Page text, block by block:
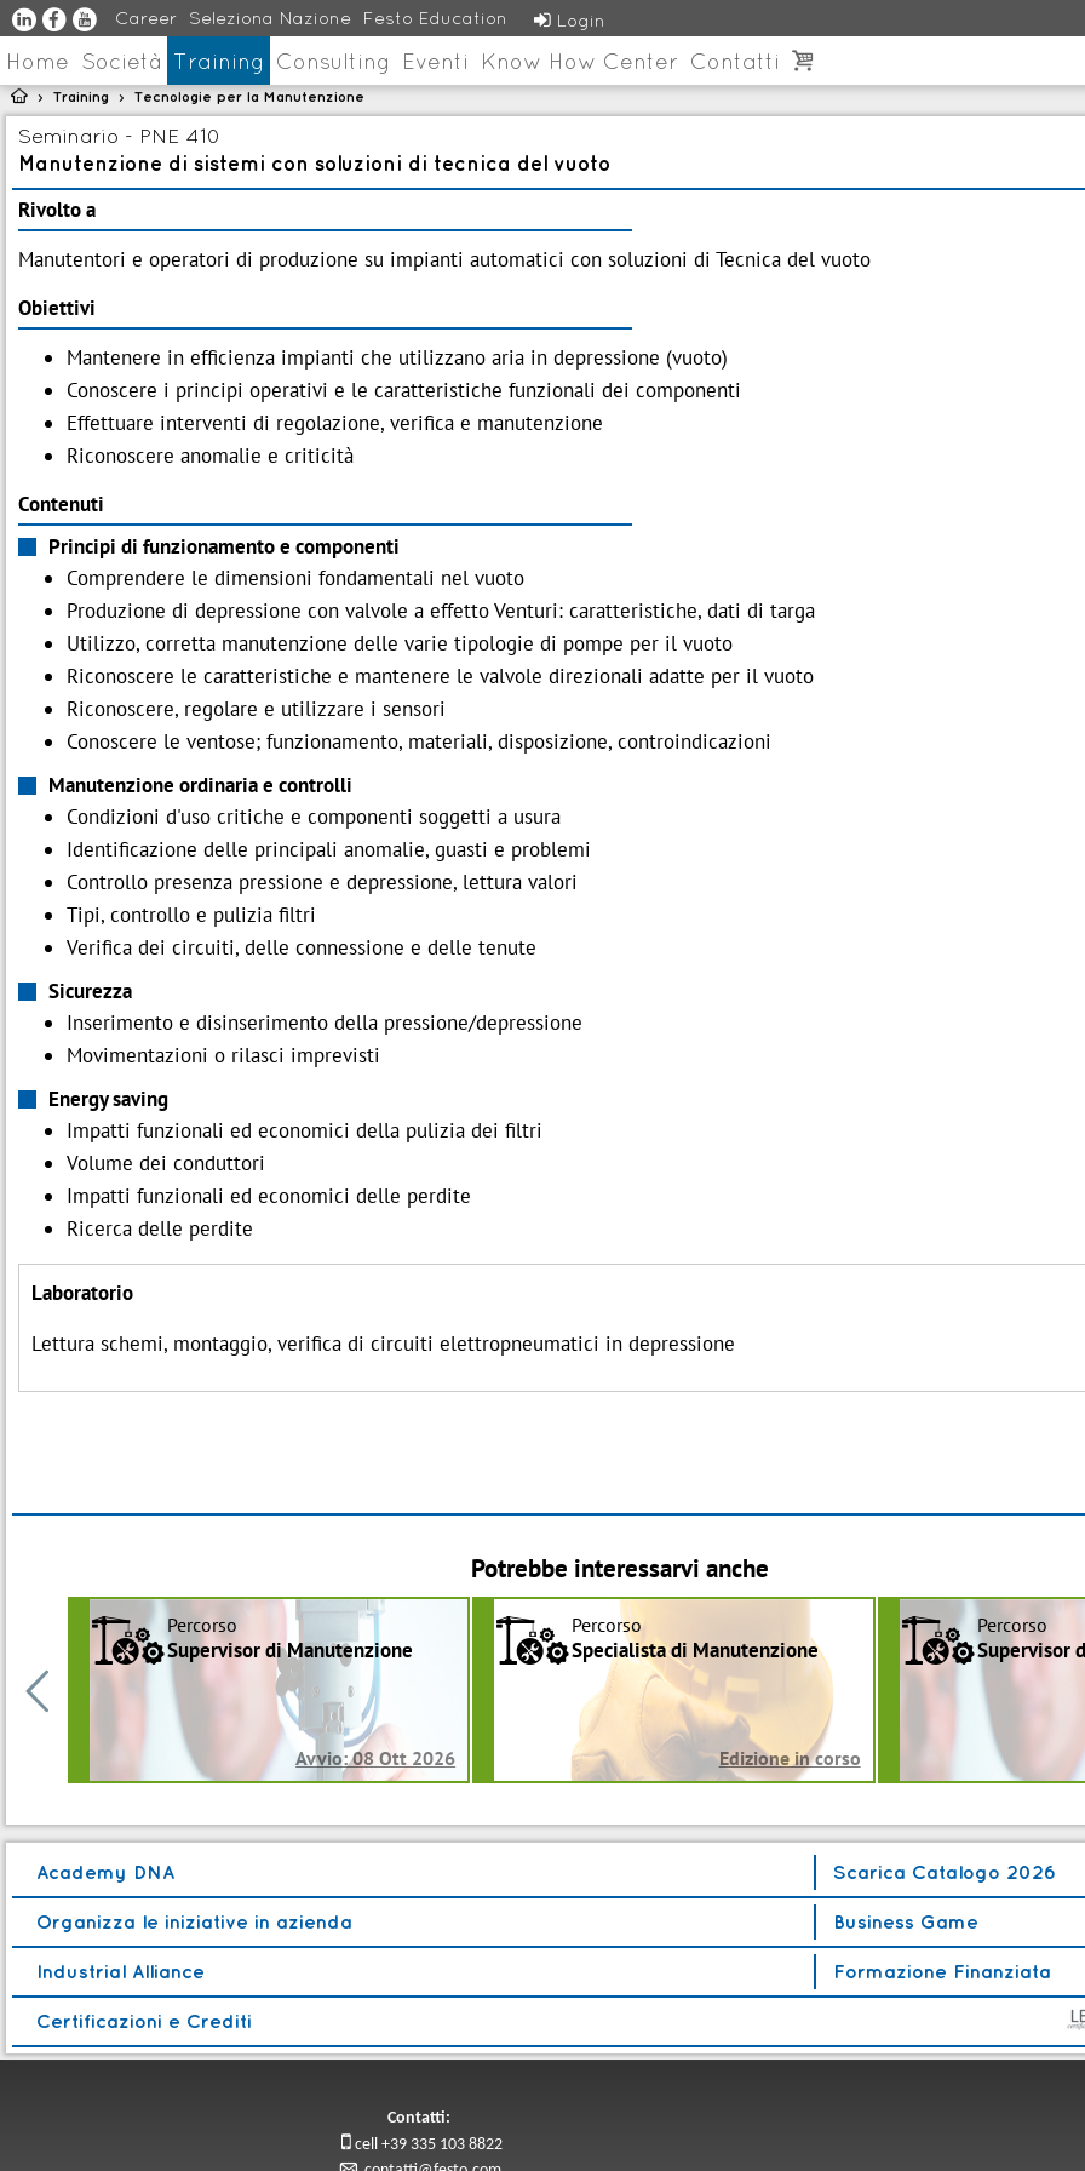
u s v Career Seleziona Nazione Festo Education  Login
Home Società Training Consulting Eventi Know How Center Contatti 
 > Training > Tecnologie per la Manutenzione
Seminario - PNE 410
Manutenzione di sistemi con soluzioni di tecnica del vuoto
Rivolto a
Manutentori e operatori di produzione su impianti automatici con soluzioni di Tecnica del vuoto
Obiettivi
Mantenere in efficienza impianti che utilizzano aria in depressione (vuoto)
Conoscere i principi operativi e le caratteristiche funzionali dei componenti
Effettuare interventi di regolazione, verifica e manutenzione
Riconoscere anomalie e criticità
Contenuti
Principi di funzionamento e componenti
Comprendere le dimensioni fondamentali nel vuoto
Produzione di depressione con valvole a effetto Venturi: caratteristiche, dati di targa
Utilizzo, corretta manutenzione delle varie tipologie di pompe per il vuoto
Riconoscere le caratteristiche e mantenere le valvole direzionali adatte per il vuoto
Riconoscere, regolare e utilizzare i sensori
Conoscere le ventose; funzionamento, materiali, disposizione, controindicazioni
Manutenzione ordinaria e controlli
Condizioni d'uso critiche e componenti soggetti a usura
Identificazione delle principali anomalie, guasti e problemi
Controllo presenza pressione e depressione, lettura valori
Tipi, controllo e pulizia filtri
Verifica dei circuiti, delle connessione e delle tenute
Sicurezza
Inserimento e disinserimento della pressione/depressione
Movimentazioni o rilasci imprevisti
Energy saving
Impatti funzionali ed economici della pulizia dei filtri
Volume dei conduttori
Impatti funzionali ed economici delle perdite
Ricerca delle perdite
Laboratorio
Lettura schemi, montaggio, verifica di circuiti elettropneumatici in depressione
Potrebbe interessarvi anche

aPercorso
Supervisor di Manutenzione
Avvio: 08 Ott 2026
aPercorso
Specialista di Manutenzione
Edizione in corso
aPercorso
Supervisor
Academy DNA Scarica Catalogo 2026
Organizza le iniziative in azienda Business Game
Industrial Alliance Formazione Finanziata
Certificazioni e Crediti
Contatti:
 cell +39 335 103 8822